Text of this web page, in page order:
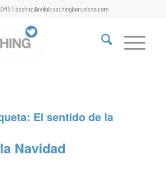
| beatriz@vitalcoachingbarcelona.com
El sentido de la
Navidad